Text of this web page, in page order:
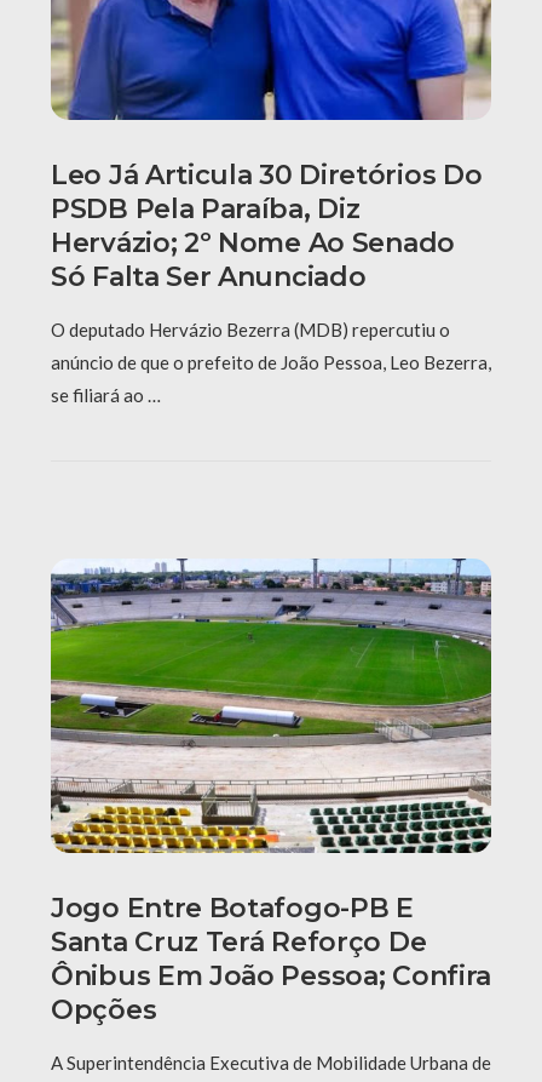
Leo Já Articula 30 Diretórios Do
PSDB Pela Paraíba, Diz
Hervázio; 2º Nome Ao Senado
Só Falta Ser Anunciado
O deputado Hervázio Bezerra (MDB) repercutiu o
anúncio de que o prefeito de João Pessoa, Leo Bezerra,
se filiará ao …
Jogo Entre Botafogo-PB E
Santa Cruz Terá Reforço De
Ônibus Em João Pessoa; Confira
Opções
A Superintendência Executiva de Mobilidade Urbana de